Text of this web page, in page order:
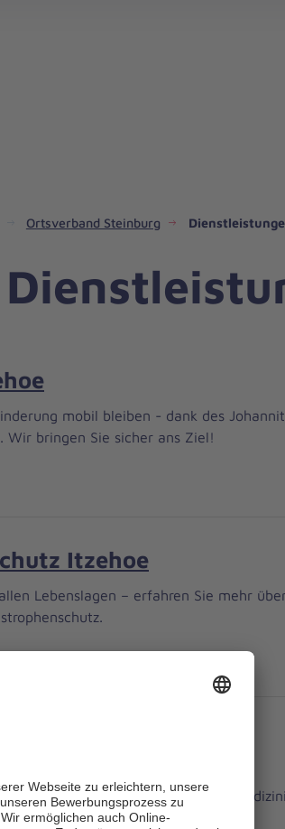
Ortsverband Steinburg
mobil bleiben - dank des
Wir bringen Sie sicher ans Ziel!
Itzehoe
Lebenslagen – erfahren Sie mehr
und leisten in Notfällen erste